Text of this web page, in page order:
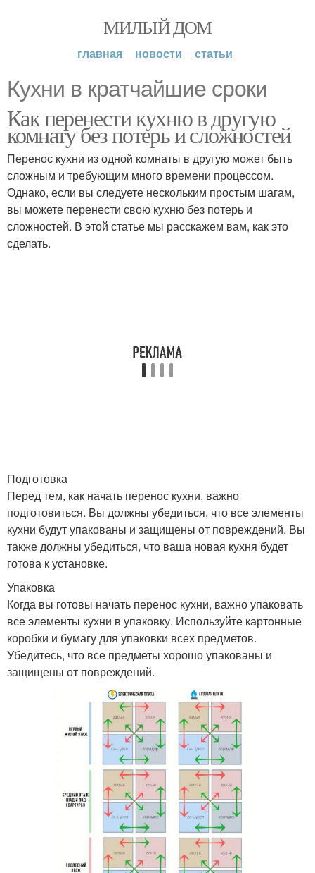
МИЛЫЙ ДОМ
главная новости статьи
Кухни в кратчайшие сроки
Как перенести кухню в другую
комнату без потерь и сложностей
Перенос кухни из одной комнаты в другую может быть
сложным и требующим много времени процессом.
Однако, если вы следуете нескольким простым шагам,
вы можете перенести свою кухню без потерь и
сложностей. В этой статье мы расскажем вам, как это
сделать.
Подготовка
Перед тем, как начать перенос кухни, важно
подготовиться. Вы должны убедиться, что все элементы
кухни будут упакованы и защищены от повреждений. Вы
также должны убедиться, что ваша новая кухня будет
готова к установке.
Упаковка
Когда вы готовы начать перенос кухни, важно упаковать
все элементы кухни в упаковку. Используйте картонные
коробки и бумагу для упаковки всех предметов.
Убедитесь, что все предметы хорошо упакованы и
защищены от повреждений.